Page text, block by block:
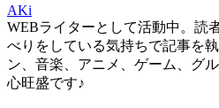
AKi
WEBライターとして活動中。読
べりをしている気持ちで記事を
ン、音楽、アニメ、ゲーム、グ
心旺盛です♪